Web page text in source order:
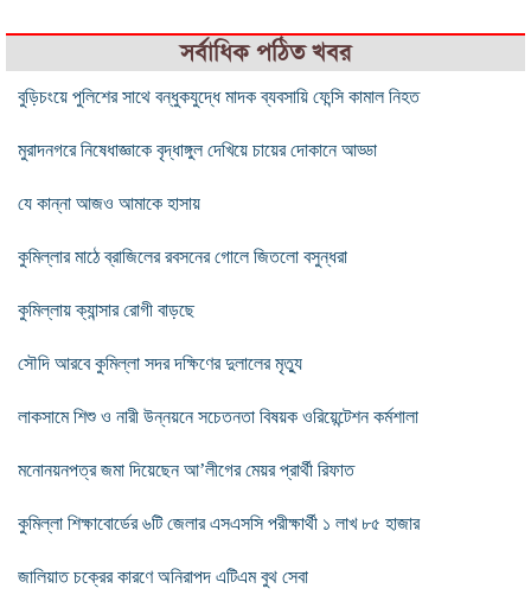
সর্বাধিক পঠিত খবর
বুড়িচংয়ে পুলিশের সাথে বন্ধুকযুদ্ধে মাদক ব্যবসায়ি ফেন্সি কামাল নিহত
মুরাদনগরে নিষেধাজ্ঞাকে বৃদ্ধাঙ্গুল দেখিয়ে চায়ের দোকানে আড্ডা
যে কান্না আজও আমাকে হাসায়
কুমিল্লার মাঠে ব্রাজিলের রবসনের গোলে জিতলো বসুন্ধরা
কুমিল্লায় ক্যান্সার রোগী বাড়ছে
সৌদি আরবে কুমিল্লা সদর দক্ষিণের দুলালের মৃত্যু
লাকসামে শিশু ও নারী উন্নয়নে সচেতনতা বিষয়ক ওরিয়েন্টেশন কর্মশালা
মনোনয়নপত্র জমা দিয়েছেন আ’লীগের মেয়র প্রার্থী রিফাত
কুমিল্লা শিক্ষাবোর্ডের ৬টি জেলার এসএসসি পরীক্ষার্থী ১ লাখ ৮৫ হাজার
জালিয়াত চক্রের কারণে অনিরাপদ এটিএম বুথ সেবা